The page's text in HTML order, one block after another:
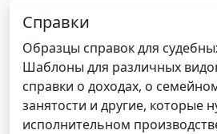
Справки
Образцы справок для
Шаблоны для различных
справки о доходах, о
занятости и другие, которые
исполнительном